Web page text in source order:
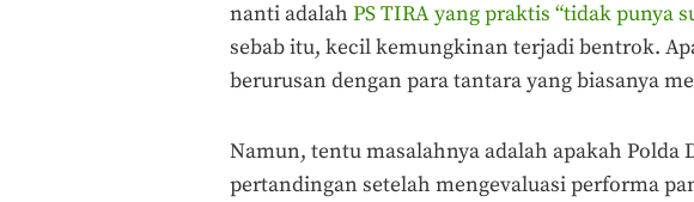
nanti adalah PS TIRA yang praktis “tidak punya
sebab itu, kecil kemungkinan terjadi bentrok.
berurusan dengan para tantara yang biasanya
Namun, tentu masalahnya adalah apakah Polda
pertandingan setelah mengevaluasi performa